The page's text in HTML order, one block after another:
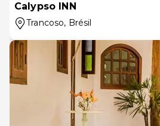
Calypso INN
Trancoso, Brésil